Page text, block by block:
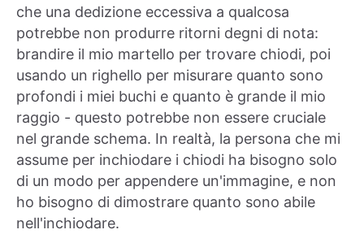
che una dedizione eccessiva a qualcosa
potrebbe non produrre ritorni degni di nota:
brandire il mio martello per trovare chiodi, poi
usando un righello per misurare quanto sono
profondi i miei buchi e quanto è grande il mio
raggio - questo potrebbe non essere cruciale
nel grande schema. In realtà, la persona che mi
assume per inchiodare i chiodi ha bisogno solo
di un modo per appendere un'immagine, e non
ho bisogno di dimostrare quanto sono abile
nell'inchiodare.